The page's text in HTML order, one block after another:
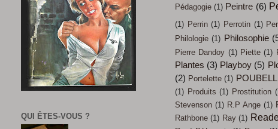
Pédagogie (1) Peintre (6)
(1) Perrin (1) Perrotin (1)
Philologie (1) Philosophie
Pierre Dandoy (1) Piette (1)
Plantes (3) Playboy (5)
(2) Portelette (1)
(1) Produits (1) Prostitution
Stevenson (1) R.P Ange (1)
Rathbone (1) Ray (1)
QUI ÊTES-VOUS ?